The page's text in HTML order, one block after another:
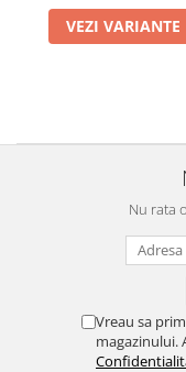
VEZI VARIANTE
Nu rata
Vreau sa
magazinului.